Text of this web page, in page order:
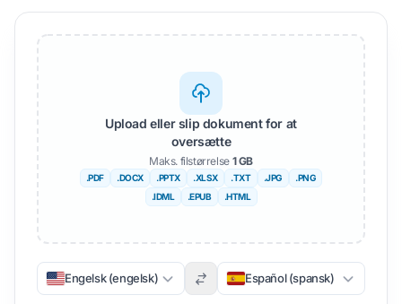
Upload eller slip dokument for at
oversætte
Maks. filstørrelse 1 GB
.PDF .DOCX .PPTX .XLSX .TXT .JPG
.PNG
.IDML
.EPUB .HTML
Engelsk (engelsk) Español (spansk)